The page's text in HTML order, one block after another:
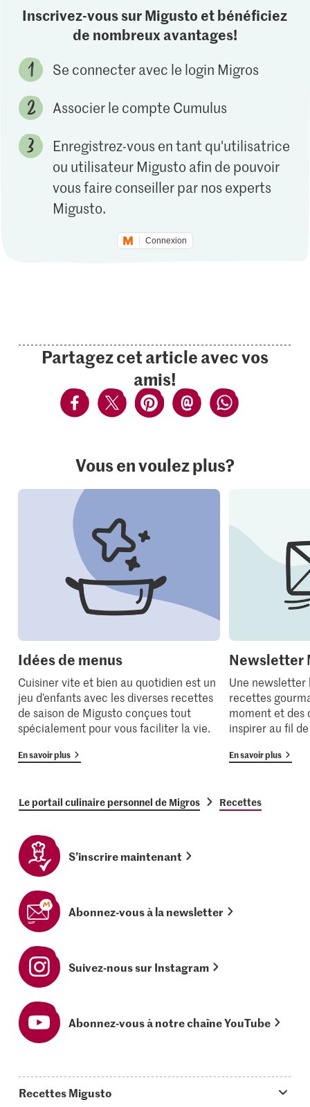
Inscrivez-vous sur Migusto et bénéficiez
de nombreux avantages!
Se connecter avec le login Migros
Associer le compte Cumulus
Enregistrez-vous en tant qu'utilisatrice
ou utilisateur Migusto afin de pouvoir
vous faire conseiller par nos experts
Migusto.
Connexion
Partagez cet article avec vos
amis!
Vous en voulez plus?
Idées de menus
Cuisiner vite et bien au quotidien est un
jeu d’enfants avec les diverses recettes
de saison de Migusto conçues tout
spécialement pour vous faciliter la vie.
En savoir plus
Newsletter
Une newsletter
recettes
moment et des
inspirer au fil
En savoir plus
Le portail culinaire personnel de Migros Recettes
S’inscrire maintenant
Abonnez-vous à la newsletter
Suivez-nous sur Instagram
Abonnez-vous à notre chaîne YouTube
Recettes Migusto